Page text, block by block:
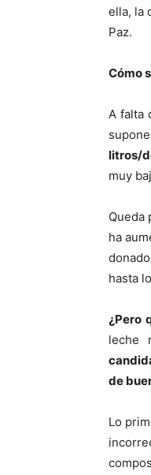
ella, la
Paz.
Cómo
A falta
litros/
muy
Queda
ha
hasta
¿Pero
leche
de
Lo